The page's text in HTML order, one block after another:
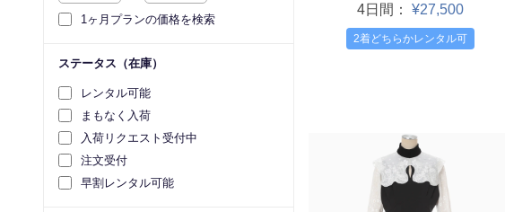
1ヶ月プランの価格を検索
ステータス（在庫）
レンタル可能
まもなく入荷
入荷リクエスト受付中
注文受付
早割レンタル可能
4日間： ¥27,500
2着どちらかレンタル可